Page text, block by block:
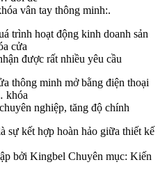
vân tay thông minh:.
trình hoạt động kinh doanh sản
cửa
được rất nhiều yêu cầu
thông minh mở bằng điện thoại
khóa
nghiệp, tăng độ chính
sự kết hợp hoàn hảo giữa thiết kế
bởi Kingbel Chuyên mục: Kiến